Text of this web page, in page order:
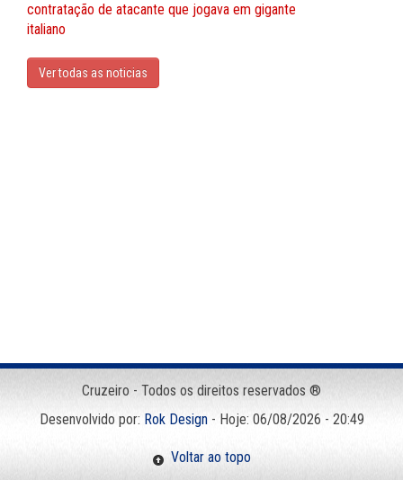
contratação de atacante que jogava em gigante
italiano
Ver todas as noticias
Cruzeiro - Todos os direitos reservados ®
Desenvolvido por: Rok Design- Hoje: 06/08/2026 - 20:49
Voltar ao topo